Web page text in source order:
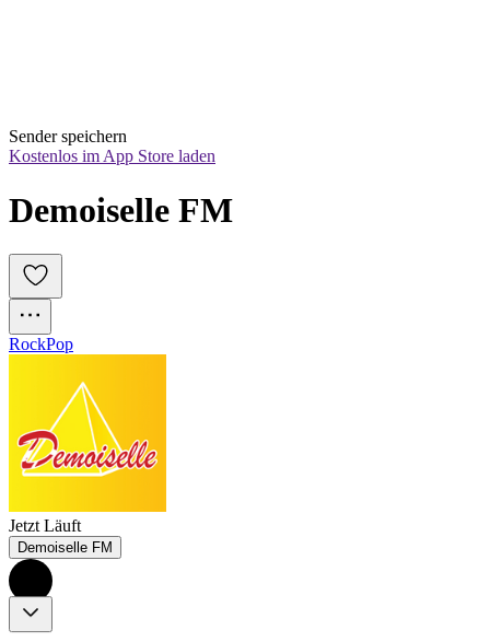
Sender speichern
Kostenlos im App Store laden
Demoiselle FM
RockPop
Jetzt Läuft
Demoiselle FM